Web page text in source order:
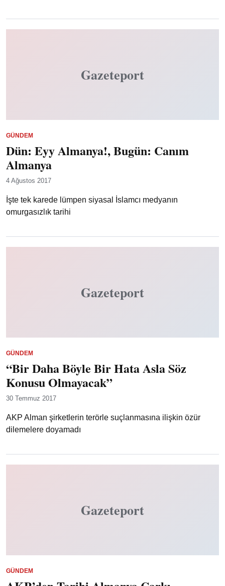
Gazeteport
GÜNDEM
Dün: Eyy Almanya!, Bugün: Canım
Almanya
4 Ağustos 2017
İşte tek karede lümpen siyasal İslamcı medyanın
omurgasızlık tarihi
Gazeteport
GÜNDEM
“Bir Daha Böyle Bir Hata Asla Söz
Konusu Olmayacak”
30 Temmuz 2017
AKP Alman şirketlerin terörle suçlanmasına ilişkin özür
dilemelere doyamadı
Gazeteport
GÜNDEM